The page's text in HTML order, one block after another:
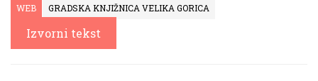
WEB GRADSKA KNJIŽNICA VELIKA GORICA
Izvorni tekst